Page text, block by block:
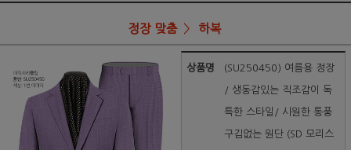
정장 맞춤 하복
상품명 (SU250450) 여름용 정장
/ 생동감있는 직조감이 독
특한 스타일/ 시원한 통풍
구김없는 원단 (SD 모리스